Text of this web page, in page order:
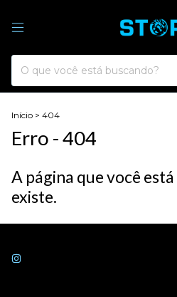
Início > 404
Erro - 404
A página que você
existe.